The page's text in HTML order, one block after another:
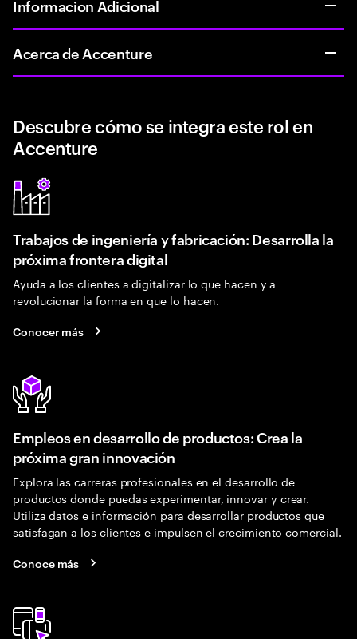
Informacion Adicional
Acerca de Accenture
Descubre cómo se integra este rol en
Accenture
Trabajos de ingeniería y fabricación: Desarrolla la
próxima frontera digital
Ayuda a los clientes a digitalizar lo que hacen y a
revolucionar la forma en que lo hacen.
Conocer más
Empleos en desarrollo de productos: Crea la
próxima gran innovación
Explora las carreras profesionales en el desarrollo de
productos donde puedas experimentar, innovar y crear.
Utiliza datos e información para desarrollar productos que
satisfagan a los clientes e impulsen el crecimiento comercial.
Conoce más